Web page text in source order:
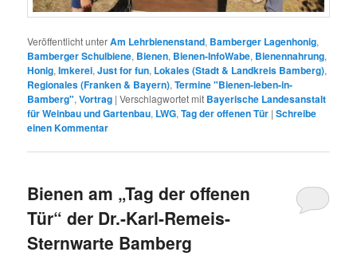
Veröffentlicht unterAm Lehrbienenstand, Bamberger Lagenhonig,
Bamberger Schulbiene, Bienen, Bienen-InfoWabe, Bienennahrung,
Honig,Imkerei,Just for fun, Lokales (Stadt & Landkreis Bamberg),
Regionales (Franken & Bayern),Termine "Bienen-leben-in-
Bamberg",Vortrag |Verschlagwortet mit Bayerische Landesanstalt
für Weinbau und Gartenbau, LWG,Tag der offenen Tür |Schreibe
einen Kommentar
Bienen am „Tag der offenen
Tür“ der Dr.-Karl-Remeis-
Sternwarte Bamberg